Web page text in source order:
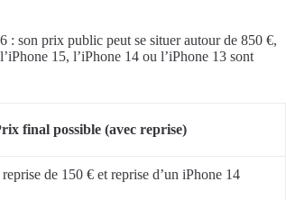
: son prix public peut se situer autour de 850 €,
15, l’iPhone 14 ou l’iPhone 13 sont
final possible (avec reprise)
de 150 € et reprise d’un iPhone 14